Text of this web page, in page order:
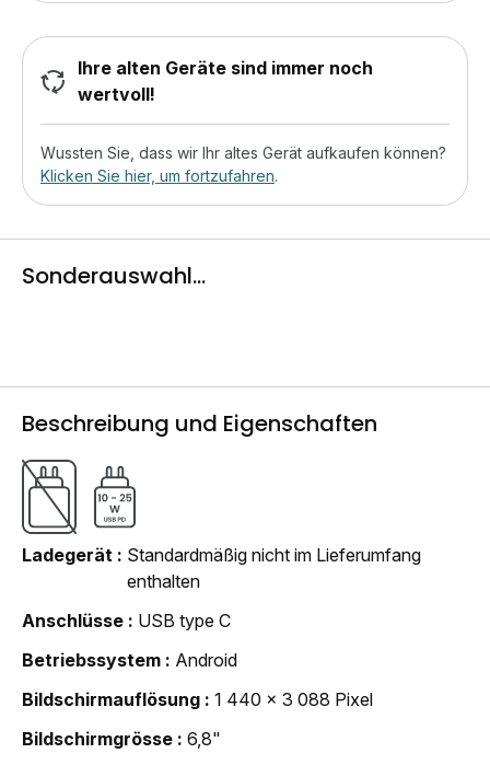
Ihre alten Geräte sind immer noch
wertvoll!
Wussten Sie, dass wir Ihr altes Gerät aufkaufen können?
Klicken Sie hier, um fortzufahren.
Sonderauswahl...
Beschreibung und Eigenschaften
Ladegerät
Standardmäßig nicht im Lieferumfang
enthalten
Anschlüsse
USB type C
Betriebssystem
Android
Bildschirmauflösung
1 440 x 3 088 Pixel
Bildschirmgrösse
6,8"